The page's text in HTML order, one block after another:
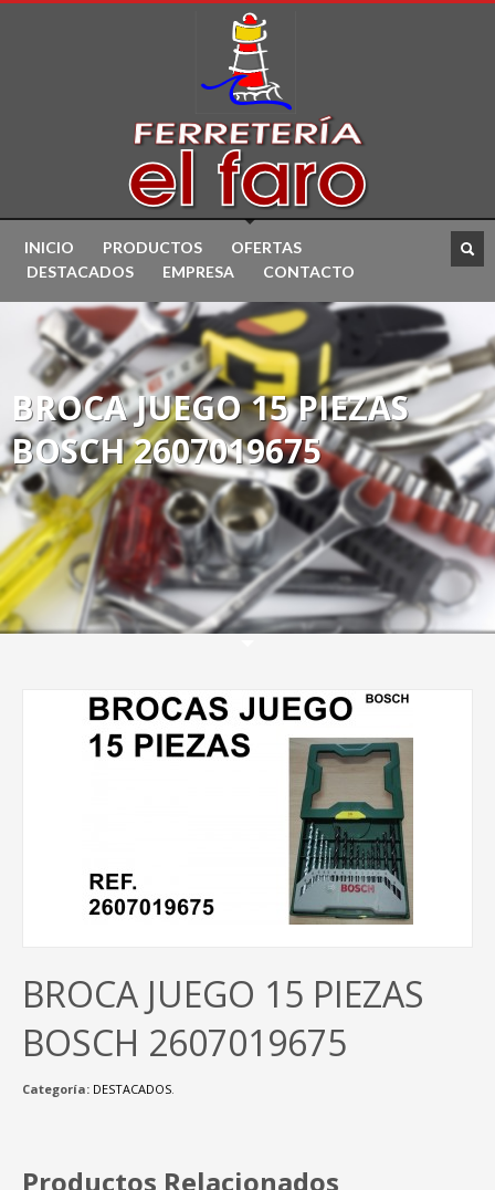
INICIO PRODUCTOS
OFERTAS
DESTACADOS
EMPRESA CONTACTO
BROCA JUEGO 15 PIEZAS
BOSCH 2607019675
BROCA JUEGO 15 PIEZAS
BOSCH 2607019675
Categoría: DESTACADOS.
Productos Relacionados